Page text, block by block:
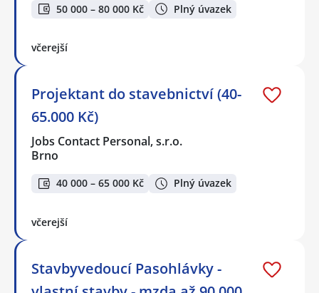
50 000 – 80 000 Kč Plný úvazek
včerejší
Projektant do stavebnictví (40-
65.000 Kč)
Jobs Contact Personal, s.r.o.
Brno
40 000 – 65 000 Kč Plný úvazek
včerejší
Stavbyvedoucí Pasohlávky -